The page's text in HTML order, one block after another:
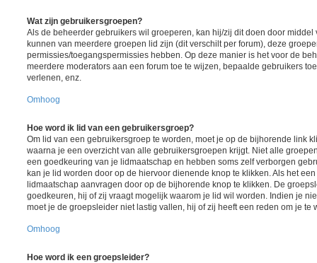
Wat zijn gebruikersgroepen?
Als de beheerder gebruikers wil groeperen, kan hij/zij dit doen door
kunnen van meerdere groepen lid zijn (dit verschilt per forum), deze
permissies/toegangspermissies hebben. Op deze manier is het voor de
meerdere moderators aan een forum toe te wijzen, bepaalde gebruikers
verlenen, enz.
Omhoog
Hoe word ik lid van een gebruikersgroep?
Om lid van een gebruikersgroep te worden, moet je op de bijhorende link
waarna je een overzicht van alle gebruikersgroepen krijgt. Niet alle
een goedkeuring van je lidmaatschap en hebben soms zelf verborgen
kan je lid worden door op de hiervoor dienende knop te klikken. Als het
lidmaatschap aanvragen door op de bijhorende knop te klikken. De
goedkeuren, hij of zij vraagt mogelijk waarom je lid wil worden. Indien je
moet je de groepsleider niet lastig vallen, hij of zij heeft een reden om je te
Omhoog
Hoe word ik een groepsleider?